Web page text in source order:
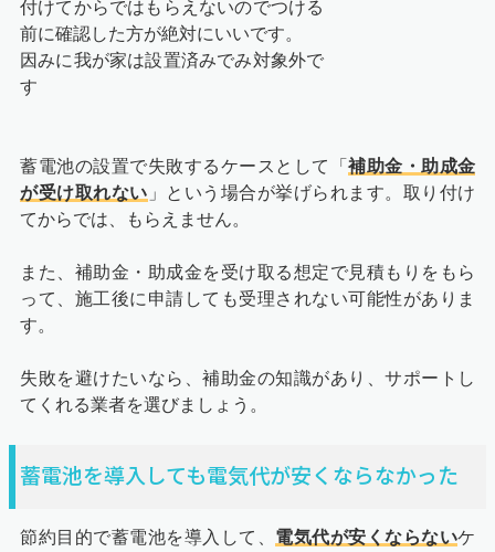
付けてからではもらえないのでつける
前に確認した方が絶対にいいです。
因みに我が家は設置済みでみ対象外で
す
蓄電池の設置で失敗するケースとして「 補助金・助成金
が受け取れない 」という場合が挙げられます。取り付け
てからでは、もらえません。
また、補助金・助成金を受け取る想定で見積もりをもら
って、施工後に申請しても受理されない可能性がありま
す。
失敗を避けたいなら、補助金の知識があり、サポートし
てくれる業者を選びましょう。
蓄電池を導入しても電気代が安くならなかった
節約目的で蓄電池を導入して、 電気代が安くならないケ